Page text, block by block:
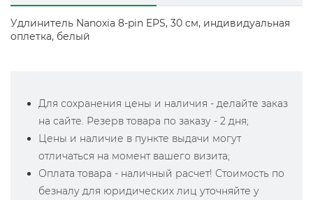
Удлинитель Nanoxia 8-pin EPS, 30 см, индивидуальная
оплетка, белый
Для сохранения цены и наличия - делайте заказ
на сайте. Резерв товара по заказу - 2 дня;
Цены и наличие в пункте выдачи могут
отличаться на момент вашего визита;
Оплата товара - наличный расчет! Стоимость по
безналу для юридических лиц уточняйте у